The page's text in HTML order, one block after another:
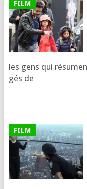
FILM
les gens qui
gés de
FILM